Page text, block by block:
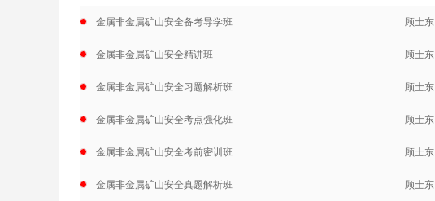
金属非金属矿山安全备考导学班 顾士东
金属非金属矿山安全精讲班 顾士东
金属非金属矿山安全习题解析班 顾士东
金属非金属矿山安全考点强化班 顾士东
金属非金属矿山安全考前密训班 顾士东
金属非金属矿山安全真题解析班 顾士东